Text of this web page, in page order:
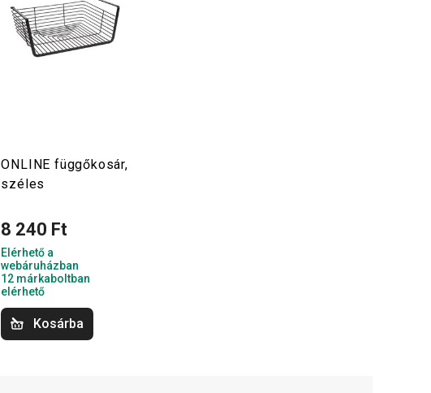
ONLINE függőkosár,
széles
8 240 Ft
Elérhető a
webáruházban
12 márkaboltban
elérhető
Kosárba